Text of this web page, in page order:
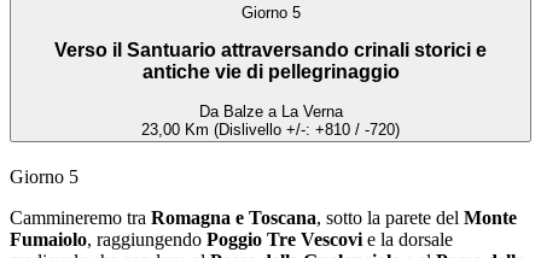
Giorno 5
Verso il Santuario attraversando crinali storici e
antiche vie di pellegrinaggio
Da Balze a La Verna
23,00 Km (Dislivello +/-: +810 / -720)
Giorno 5
Cammineremo tra Romagna e Toscana, sotto la parete del Monte
Fumaiolo, raggiungendo Poggio Tre Vescovi e la dorsale